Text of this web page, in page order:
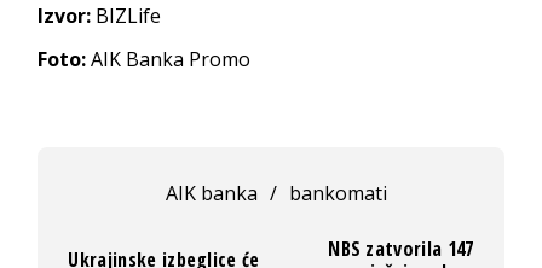
Izvor: BIZLife
Foto:AIK Banka Promo
AIK banka / bankomati
Ukrajinske izbeglice će
NBS zatvorila 147